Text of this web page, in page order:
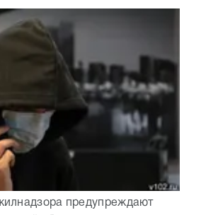
предупреждают